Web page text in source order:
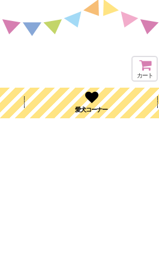
カート
愛犬コーナー